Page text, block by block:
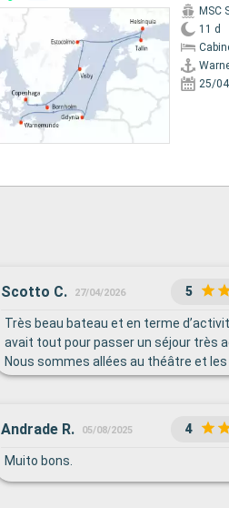
MSC
11 d
25/
Scotto C. 27/04/2026 5
Très beau bateau et en terme
avait tout pour passer un séjour très
Nous sommes allées au théâtre et les
spectacles étaient magnifiques. De
Andrade R. 05/08/2025 4
Muito bons.